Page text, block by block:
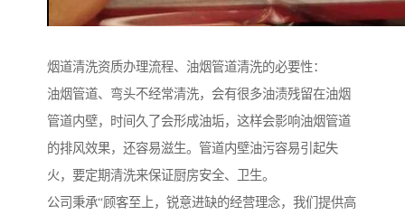
烟道清洗资质办理流程、油烟管道清洗的必要性：
油烟管道、弯头不经常清洗，会有很多油渍残留在油烟
管道内壁，时间久了会形成油垢，这样会影响油烟管道
的排风效果，还容易滋生。管道内壁油污容易引起失
火，要定期清洗来保证厨房安全、卫生。
公司秉承“顾客至上，锐意进缺的经营理念，我们提供高